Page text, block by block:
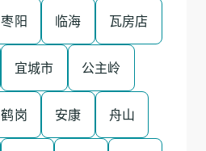
枣阳 临海 瓦房店
宜城市 公主岭
鹤岗 安康 舟山